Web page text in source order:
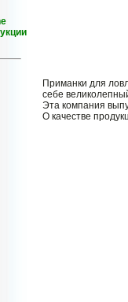
Приманки для
себе
Эта компания
О качестве